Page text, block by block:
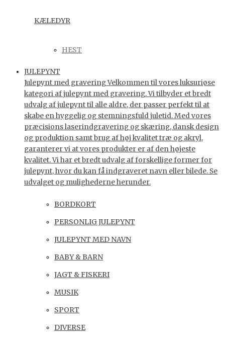
KÆLEDYR
HEST
JULEPYNT
Julepynt med gravering Velkommen til vores luksuriøse
kategori af julepynt med gravering. Vi tilbyder et bredt
udvalg af julepynt til alle aldre, der passer perfekt til at
skabe en hyggelig og stemningsfuld juletid. Med vores
præcisions laserindgravering og skæring, dansk design
og produktion samt brug af høj kvalitet træ og akryl,
garanterer vi at vores produkter er af den højeste
kvalitet. Vi har et bredt udvalg af forskellige former for
julepynt, hvor du kan få indgraveret navn eller bilede. Se
udvalget og mulighederne herunder.
BORDKORT
PERSONLIG JULEPYNT
JULEPYNT MED NAVN
BABY & BARN
JAGT & FISKERI
MUSIK
SPORT
DIVERSE